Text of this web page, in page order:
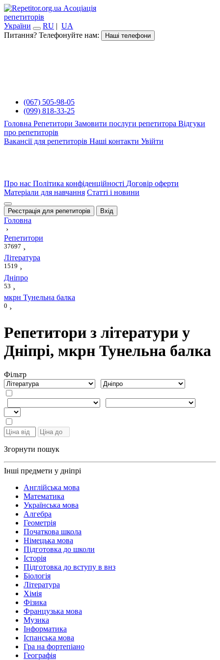
Асоціація
репетиторів
України
RU | UA
Питання? Телефонуйте нам:
Наші телефони
(067) 505-98-05
(099) 818-33-25
Головна Репетитори Замовити послуги репетитора Відгуки
про репетиторів
Вакансії для репетиторів Наші контакти Увійти
Про нас Політика конфіденційності Договір оферти
Матеріали для навчання Статті і новини
Реєстрація для репетиторів Вхід
Головна
›
Репетитори
37697 ›
Література
1519 ›
Дніпро
53 ›
мкрн Тунельна балка
0 ›
Репетитори з літератури у
Дніпрі, мкрн Тунельна балка
Фiльтр
Згорнути пошук
Інші предмети у дніпрі
Англійська мова
Математика
Українська мова
Алгебра
Геометрія
Початкова школа
Німецька мова
Підготовка до школи
Історія
Підготовка до вступу в внз
Біологія
Література
Хімія
Фізика
Французька мова
Музика
Інформатика
Іспанська мова
Гра на фортепіано
Географія